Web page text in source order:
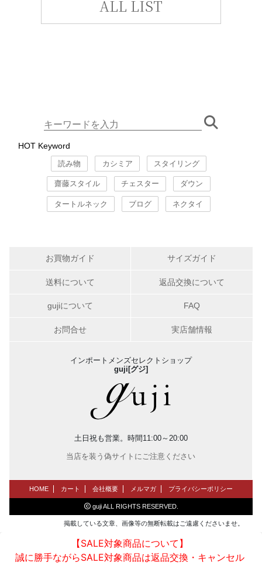
ALL LIST
HOT Keyword
読み物 カシミア スタイリング
齋藤スタイル チェスター ダウン
タートルネック ブログ ネクタイ
お買物ガイド サイズガイド
送料について 返品交換について
gujiについて FAQ
お問合せ 実店舗情報
インポートメンズセレクトショップ
guji[グジ]
土日祝も営業。時間11:00～20:00
当店を装う偽サイトにご注意ください
HOME カート 会社概要 メルマガ プライバシーポリシー
guji ALL RIGHTS RESERVED.
掲載している文章、画像等の無断転載はご遠慮くださいませ。
【SALE対象商品について】
誠に勝手ながらSALE対象商品は返品交換・キャンセル